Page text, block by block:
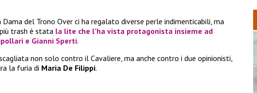
del Trono Over ci ha regalato diverse perle indimenticabili, ma
trash è stata la lite che l’ha vista protagonista insieme ad
e Gianni Sperti.
non solo contro il Cavaliere, ma anche contro i due opinionisti,
la furia di Maria De Filippi.